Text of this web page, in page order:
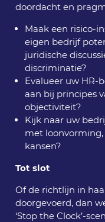
doordacht en
Maak een risico-
eigen bedrijf
juridische
discriminatie?
Evalueer uw HR-
aan bij principes
objectiviteit?
Kijk naar uw
met
kansen?
Tot slot
Of de richtlijn in
doorgevoerd, dan
‘Stop the Clock’-